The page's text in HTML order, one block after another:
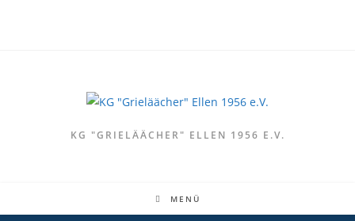
KG "GRIELÄÄCHER" ELLEN 1956 E.V.
MENÜ